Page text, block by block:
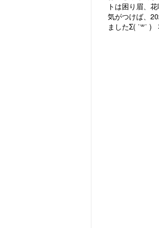
トは困り眉、
気がつけば、
ましたΣ( ˙꒳​˙